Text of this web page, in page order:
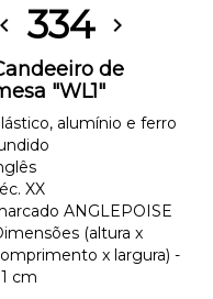
chevron_left 334 chevron_right
de
"WL1"
alumínio e ferro
XX
ANGLEPOISE
(altura x
x largura) -
cm